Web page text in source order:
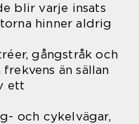
blir varje insats
hinner aldrig
gångstråk och
än sällan
ett
och cykelvägar,